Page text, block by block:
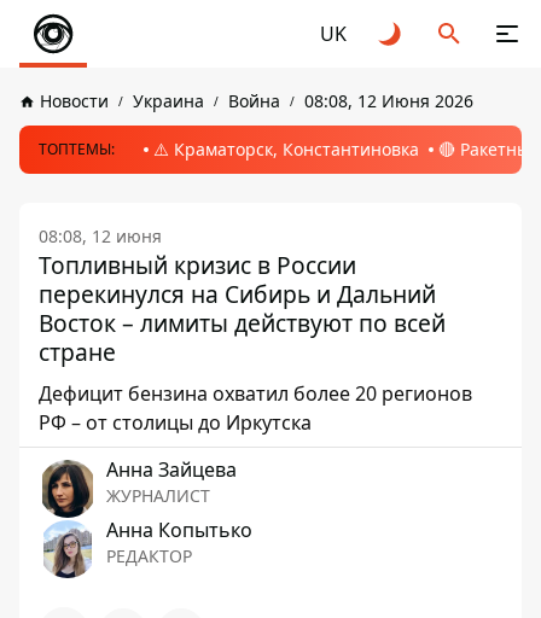
UK
Новости Украина Война 08:08, 12 Июня 2026
ТОПТЕМЫ: ⚠️ Краматорск, Константиновка 🔴
08:08, 12 июня
Топливный кризис в России
перекинулся на Сибирь и Дальний
Восток – лимиты действуют по всей
стране
Дефицит бензина охватил более 20 регионов
РФ – от столицы до Иркутска
Анна Зайцева
ЖУРНАЛИСТ
Анна Копытько
РЕДАКТОР